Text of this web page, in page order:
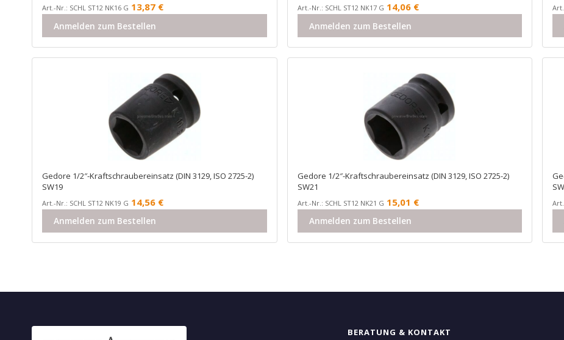
Art.-Nr.: SCHL ST12 NK16 G 13,87 €
Anmelden zum Bestellen
Art.-Nr.: SCHL ST12 NK17 G 14,06 €
Anmelden zum Bestellen
Gedore 1/2″-Kraftschraubereinsatz (DIN 3129, ISO 2725-2)
SW19
Art.-Nr.: SCHL ST12 NK19 G 14,56 €
Anmelden zum Bestellen
Gedore 1/2″-Kraftschraubereinsatz (DIN 3129, ISO 2725-2)
SW21
Art.-Nr.: SCHL ST12 NK21 G 15,01 €
Anmelden zum Bestellen
BERATUNG & KONTAKT